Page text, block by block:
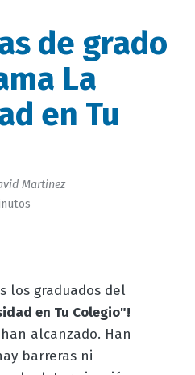
de grado
La
en Tu
Martinez
los graduados del
en Tu Colegio"!
alcanzado. Han
barreras ni